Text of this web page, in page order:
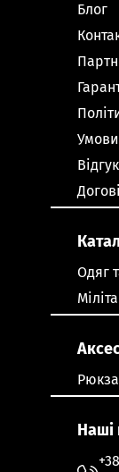
Блог
Умови
Одяг
Наші